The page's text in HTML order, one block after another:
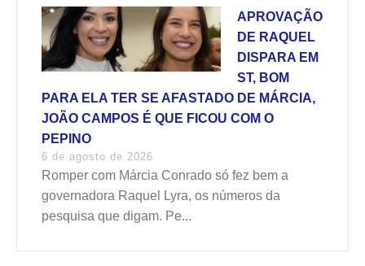
APROVAÇÃO
DE RAQUEL
DISPARA EM
ST, BOM
PARA ELA TER SE AFASTADO DE MÁRCIA,
JOÃO CAMPOS É QUE FICOU COM O
PEPINO
6 de agosto de 2026
Romper com Márcia Conrado só fez bem a
governadora Raquel Lyra, os números da
pesquisa que digam. Pe...